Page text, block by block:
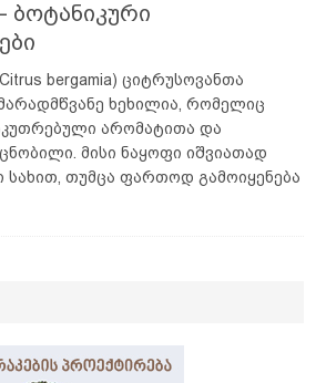
ბოტანიკური
bergamia) ციტრუსოვანთა
ხეხილია, რომელიც
არომატითა და
მისი ნაყოფი იშვიათად
სახით, თუმცა ფართოდ გამოიყენება